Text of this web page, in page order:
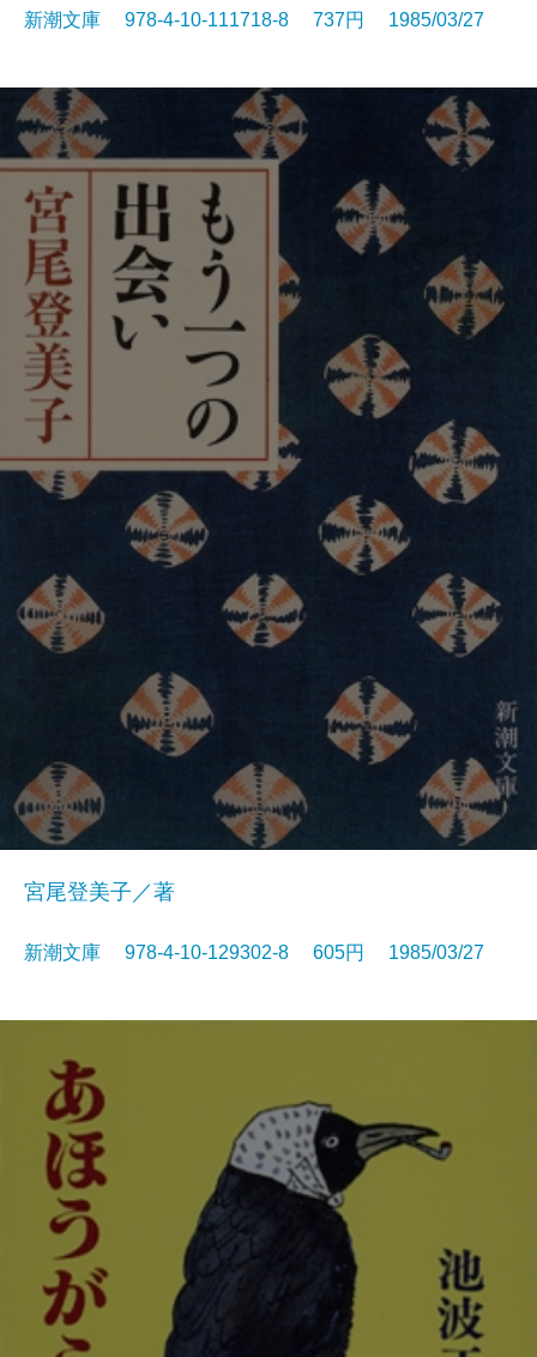
新潮文庫 978-4-10-111718-8 737円 1985/03/27
宮尾登美子／著
新潮文庫 978-4-10-129302-8 605円 1985/03/27